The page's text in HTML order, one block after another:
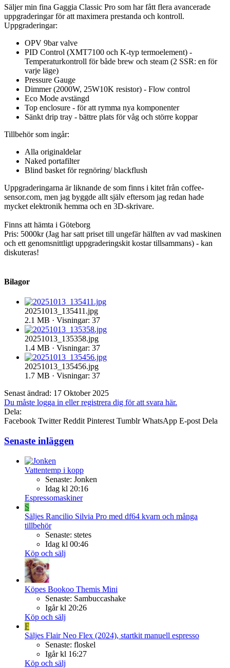
Säljer min fina Gaggia Classic Pro som har fått flera avancerade
uppgraderingar för att maximera prestanda och kontroll.
Uppgraderingar:
OPV 9bar valve
PID Control (XMT7100 och K-typ termoelement) -
Temperaturkontroll för både brew och steam (2 SSR: en för
varje läge)
Pressure Gauge
Dimmer (2000W, 25W10K resistor) - Flow control
Eco Mode avstängd
Top enclosure - för att rymma nya komponenter
Sänkt drip tray - bättre plats för våg och större koppar
Tillbehör som ingår:
Alla originaldelar
Naked portafilter
Blind basket för regnöring/ blackflush
Uppgraderingarna är liknande de som finns i kitet från coffee-
sensor.com, men jag byggde allt själv eftersom jag redan hade
mycket elektronik hemma och en 3D-skrivare.
Finns att hämta i Göteborg
Pris: 5000kr (Jag har satt priset till ungefär hälften av vad maskinen
och ett genomsnittligt uppgraderingskit kostar tillsammans) - kan
diskuteras!
Bilagor
20251013_135411.jpg
2.1 MB · Visningar: 37
20251013_135358.jpg
1.4 MB · Visningar: 37
20251013_135456.jpg
1.7 MB · Visningar: 37
Senast ändrad: 17 Oktober 2025
Du måste logga in eller registrera dig för att svara här.
Dela:
Facebook Twitter Reddit Pinterest Tumblr WhatsApp E-post Dela
Senaste inläggen
Vattentemp i kopp
Senaste: Jonken
Idag kl 20:16
Espressomaskiner
S
Säljes Rancilio Silvia Pro med df64 kvarn och många
tillbehör
Senaste: stetes
Idag kl 00:46
Köp och sälj
Köpes Bookoo Themis Mini
Senaste: Sambuccashake
Igår kl 20:26
Köp och sälj
F
Säljes Flair Neo Flex (2024), startkit manuell espresso
Senaste: floskel
Igår kl 16:27
Köp och sälj